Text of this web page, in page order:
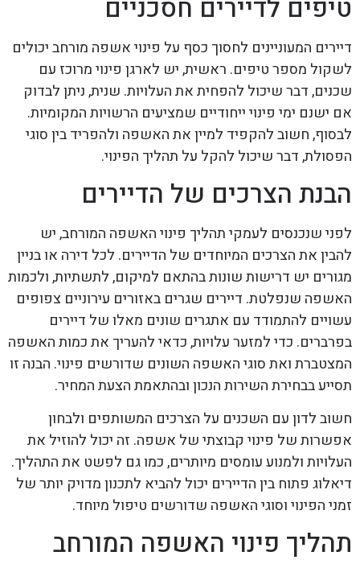
טיפים לדיירים חסכניים
דיירים המעוניינים לחסוך כסף על פינוי אשפה מורחב יכולים
לשקול מספר טיפים. ראשית, יש לארגן פינוי מרוכז עם
שכנים, דבר שיכול להפחית את העלויות. שנית, ניתן לבדוק
אם ישנם ימי פינוי ייחודיים שמציעים הרשויות המקומיות.
לבסוף, חשוב להקפיד למיין את האשפה ולהפריד בין סוגי
הפסולת, דבר שיכול להקל על תהליך הפינוי.
הבנת הצרכים של הדיירים
לפני שנכנסים לעמקי תהליך פינוי האשפה המורחב, יש
להבין את הצרכים המיוחדים של הדיירים. לכל דירה או בניין
מגורים יש דרישות שונות בהתאם למיקום, לתשתיות, ולכמות
האשפה שנפלטת. דיירים שגרים באזורים עירוניים צפופים
עשויים להתמודד עם אתגרים שונים מאלו של דיירים
בפרברים. כדי למזער עלויות, כדאי להעריך את כמות האשפה
המצטברת ואת סוגי האשפה השונים שדורשים פינוי. הבנה זו
תסייע בבחירת השירות הנכון ובהתאמת הצעת המחיר.
חשוב לדון עם השכנים על הצרכים המשותפים ולבחון
אפשרות של פינוי קבוצתי של אשפה. זה יכול להוזיל את
העלויות ולמנוע עומסים מיותרים, כמו גם לפשט את התהליך.
דיאלוג פתוח בין הדיירים יכול להביא לתכנון מדויק יותר של
זמני הפינוי וסוגי האשפה שדורשים טיפול מיוחד.
תהליך פינוי האשפה המורחב